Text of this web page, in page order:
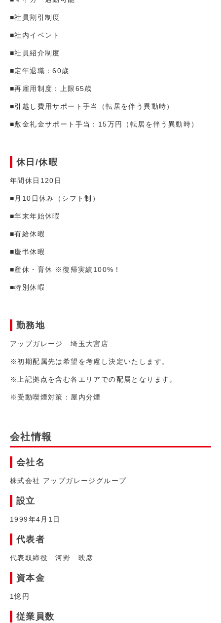
■社員割引制度
■社内イベント
■社員紹介制度
■定年退職：60歳
■再雇用制度：上限65歳
■引越し費用サポート手当（転居を伴う異動時）
■敷金礼金サポート手当：15万円（転居を伴う異動時）
休日/休暇
年間休日120日
■月10日休み（シフト制）
■年末年始休暇
■有給休暇
■慶弔休暇
■産休・育休 ※復帰実績100%！
■特別休暇
勤務地
アップガレージ 埼玉大宮店
※初期配属先は希望を考慮し決定いたします。
※上記拠点を含む各エリアでの配属となります。
※受動喫煙対策：屋内分煙
会社情報
会社名
株式会社 アップガレージグループ
設立
1999年4月1日
代表者
代表取締役 河野 映彦
資本金
1憶円
従業員数